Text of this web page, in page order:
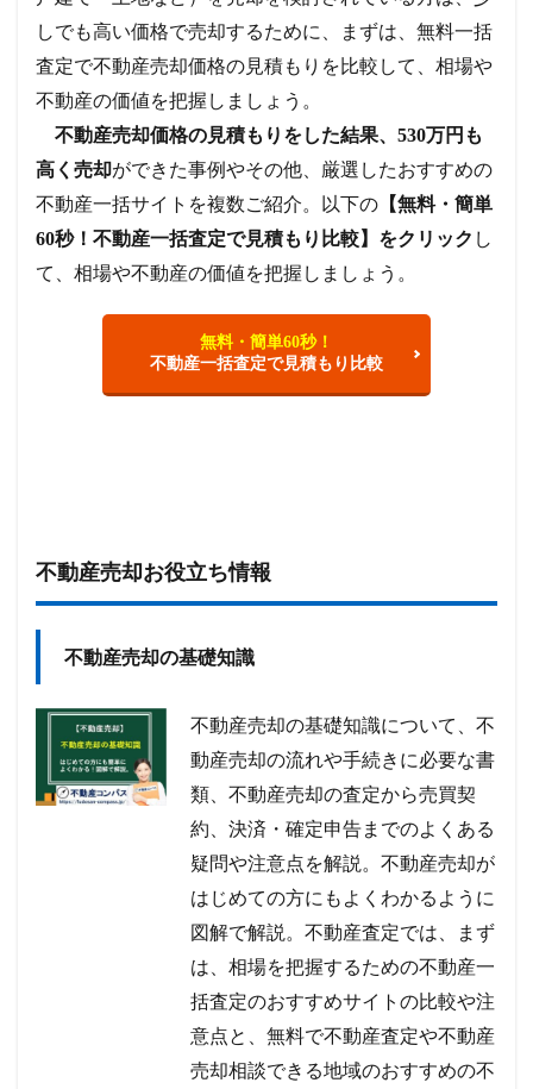
しでも高い価格で売却するために、まずは、無料一括
査定で不動産売却価格の見積もりを比較して、相場や
不動産の価値を把握しましょう。
不動産売却価格の見積もりをした結果、530万円も
高く売却ができた事例やその他、厳選したおすすめの
不動産一括サイトを複数ご紹介。以下の 【無料・簡単
60秒！不動産一括査定で見積もり比較】をクリック し
て、相場や不動産の価値を把握しましょう。
無料・簡単60秒！
不動産一括査定で見積もり比較
不動産売却お役立ち情報
不動産売却の基礎知識
不動産売却の基礎知識について、不
動産売却の流れや手続きに必要な書
類、不動産売却の査定から売買契
約、決済・確定申告までのよくある
疑問や注意点を解説。不動産売却が
はじめての方にもよくわかるように
図解で解説。不動産査定では、まず
は、相場を把握するための不動産一
括査定のおすすめサイトの比較や注
意点と、無料で不動産査定や不動産
売却相談できる地域のおすすめの不